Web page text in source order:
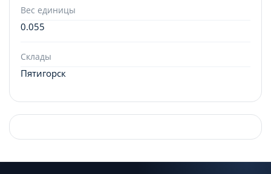
Вес единицы
0.055
Склады
Пятигорск